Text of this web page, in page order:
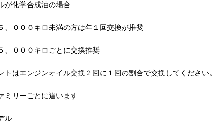
が化学合成油の場合
、０００キロ未満の方は年１回交換が推奨
、０００キロごとに交換推奨
トはエンジンオイル交換２回に１回の割合で交換してください。
ミリーごとに違います
ル